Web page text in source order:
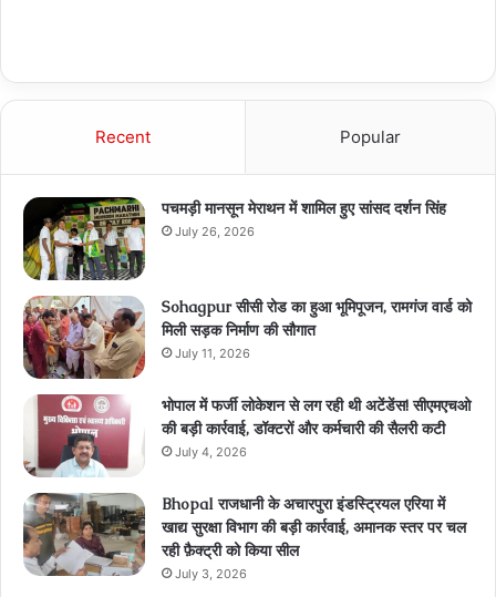
Recent Popular
पचमड़ी मानसून मेराथन में शामिल हुए सांसद दर्शन सिंह
July 26, 2026
Sohagpur सीसी रोड का हुआ भूमिपूजन, रामगंज वार्ड को
मिली सड़क निर्माण की सौगात
July 11, 2026
भोपाल में फर्जी लोकेशन से लग रही थी अटेंडेंस! सीएमएचओ
की बड़ी कार्रवाई, डॉक्टरों और कर्मचारी की सैलरी कटी
July 4, 2026
Bhopal राजधानी के अचारपुरा इंडस्ट्रियल एरिया में
खाद्य सुरक्षा विभाग की बड़ी कार्रवाई, अमानक स्तर पर चल
रही फ़ैक्ट्री को किया सील
July 3, 2026